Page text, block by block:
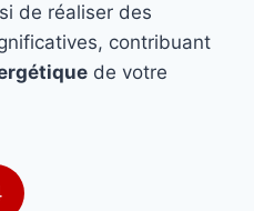
de réaliser des
contribuant
de votre